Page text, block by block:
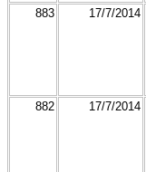
883 17/7/2014
882 17/7/2014